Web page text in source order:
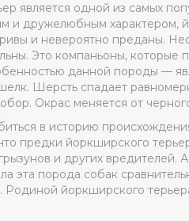
является одной из самых
и дружелюбным характером,
и невероятно преданы.
Это компаньоны, которые
данной породы —
Шерсть спадает
Окрас меняется от
в историю
предки йоркширского
и других
эта порода собак
Родиной йоркширского